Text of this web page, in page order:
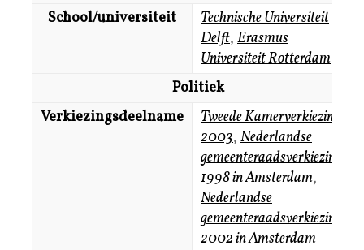
School/universiteit
Technische Universiteit
Delft, Erasmus
Universiteit Rotterdam
Politiek
Verkiezingsdeelname
Tweede Kamerverkiezingen
2003, Nederlandse
gemeenteraadsverkiezingen
1998 in Amsterdam,
Nederlandse
gemeenteraadsverkiezingen
2002 in Amsterdam